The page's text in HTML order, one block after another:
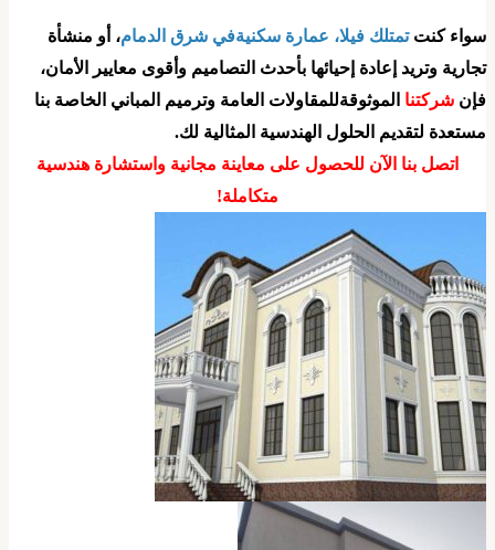
كنتتمتلك فيلا، عمارة سكنيةفي شرق الدمام، أو منشأة
وتريد إعادة إحيائها بأحدث التصاميم وأقوى معايير الأمان،
شركتناالموثوقةللمقاولات العامة وترميم المباني الخاصة بنا
لتقديم الحلول الهندسية المثالية لك.
​اتصل بنا الآن للحصول على معاينة مجانية واستشارة هندسية
متكاملة!